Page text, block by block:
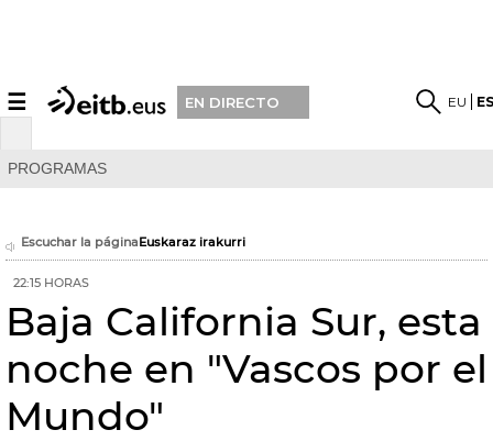
☰ EN DIRECTO EU
PROGRAMAS
Escuchar la páginaEuskaraz irakurri
22:15 HORAS
Baja California Sur, esta
noche en "Vascos por el
Mundo"